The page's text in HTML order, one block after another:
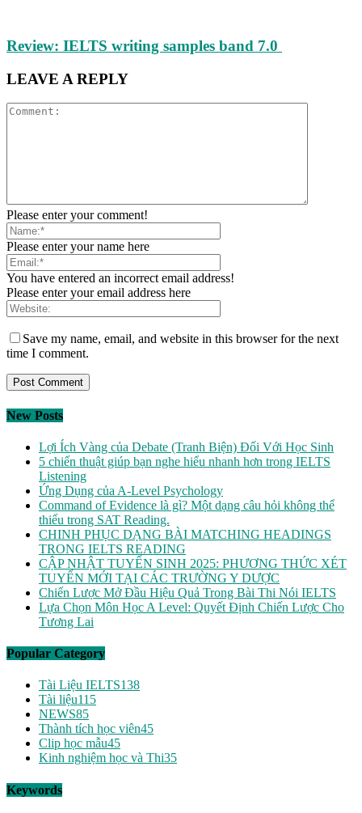
Review: IELTS writing samples band 7.0
LEAVE A REPLY
Please enter your comment!
Please enter your name here
You have entered an incorrect email address!
Please enter your email address here
Save my name, email, and website in this browser for the next
time I comment.
New Posts
Lợi Ích Vàng của Debate (Tranh Biện) Đối Với Học Sinh
5 chiến thuật giúp bạn nghe hiểu nhanh hơn trong IELTS
Listening
Ứng Dụng của A-Level Psychology
Command of Evidence là gì? Một dạng câu hỏi không thể
thiếu trong SAT Reading.
CHINH PHỤC DẠNG BÀI MATCHING HEADINGS
TRONG IELTS READING
CẬP NHẬT TUYỂN SINH 2025: PHƯƠNG THỨC XÉT
TUYỂN MỚI TẠI CÁC TRƯỜNG Y DƯỢC
Chiến Lược Mở Đầu Hiệu Quả Trong Bài Thi Nói IELTS
Lựa Chọn Môn Học A Level: Quyết Định Chiến Lược Cho
Tương Lai
Popular Category
Tài Liệu IELTS138
Tài liệu115
NEWS85
Thành tích học viên45
Clip học mẫu45
Kinh nghiệm học và Thi35
Keywords